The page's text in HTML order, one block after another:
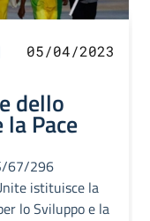
05/04/2023
dello
Pace
67/296
istituisce la
lo Sviluppo e la